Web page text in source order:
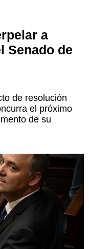
a
Senado de
de resolución
el próximo
de su